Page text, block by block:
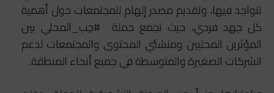
تتواجد فيها، وتقديم مصدر إلهام للمجتمعات حول أهمية
كل جهد فردي، حيث تجمع حملة #حِب_المحلي بين
المؤثرين المحليين ومنشئي المحتوى والمجتمعات لدعم
الشركات الصغيرة والمتوسطة في جميع أنحاء المنطقة.